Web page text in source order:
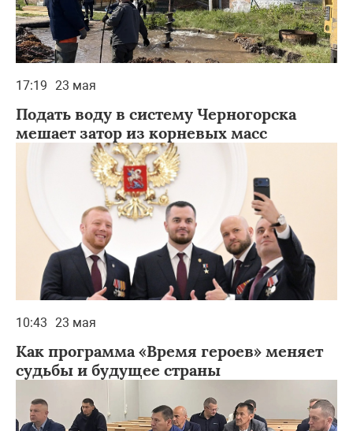
17:19 23 мая
Подать воду в систему Черногорска
мешает затор из корневых масс
10:43 23 мая
Как программа «Время героев» меняет
судьбы и будущее страны